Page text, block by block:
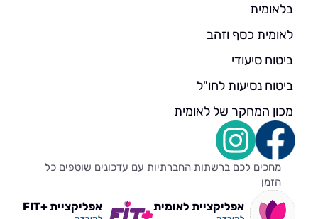
בלאומית
לאומית כסף וזהב
ביטוח סיעודי
ביטוח נסיעות לחו"ל
מכון המחקר של לאומית
מחכים לכם ברשתות החברתיות עם עדכונים שוטפים כל
הזמן
אפליקציית לאומית אפליקציית +FIT